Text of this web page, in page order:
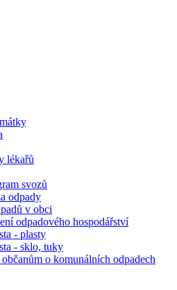
lékařů
svozů
odpady
v obci
odpadového hospodářství
- plasty
- sklo, tuky
o komunálních odpadech